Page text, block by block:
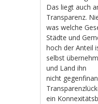
Das liegt auch
Transparenz.
was welche
Städte und
hoch der Anteil
selbst
und Land ihn
nicht
ein